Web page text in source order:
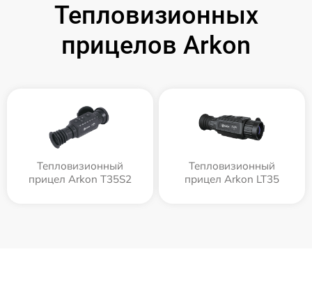
Тепловизионных
прицелов Arkon
Тепловизионный
прицел Arkon T35S2
Тепловизионный
прицел Arkon LT35